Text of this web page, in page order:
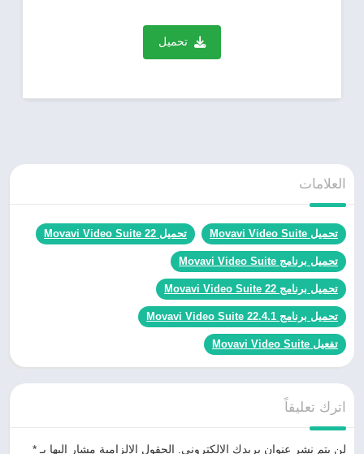
تحميل
العلامات
تحميل Movavi Video Suite تحميل Movavi Video Suite 22
تحميل برنامج Movavi Video Suite
تحميل برنامج Movavi Video Suite 22
تحميل برنامج Movavi Video Suite 22.4.1
تفعيل Movavi Video Suite
اترك تعليقاً
لن يتم نشر عنوان بريدك الإلكتروني. الحقول الإلزامية مشار إليها بـ *